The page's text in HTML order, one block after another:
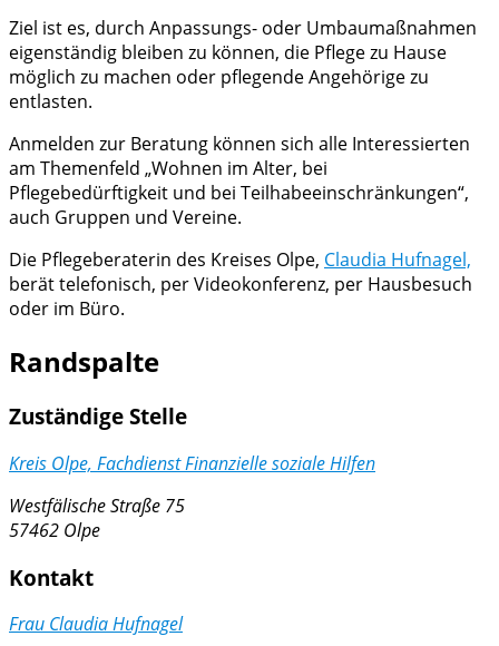
Ziel ist es, durch Anpassungs- oder Umbaumaßnahmen
eigenständig bleiben zu können, die Pflege zu Hause
möglich zu machen oder pflegende Angehörige zu
entlasten.
Anmelden zur Beratung können sich alle Interessierten
am Themenfeld „Wohnen im Alter, bei
Pflegebedürftigkeit und bei Teilhabeeinschränkungen“,
auch Gruppen und Vereine.
Die Pflegeberaterin des Kreises Olpe, Claudia Hufnagel,
berät telefonisch, per Videokonferenz, per Hausbesuch
oder im Büro.
Randspalte
Zuständige Stelle
Kreis Olpe, Fachdienst Finanzielle soziale Hilfen
Westfälische Straße 75
57462 Olpe
Kontakt
Frau Claudia Hufnagel